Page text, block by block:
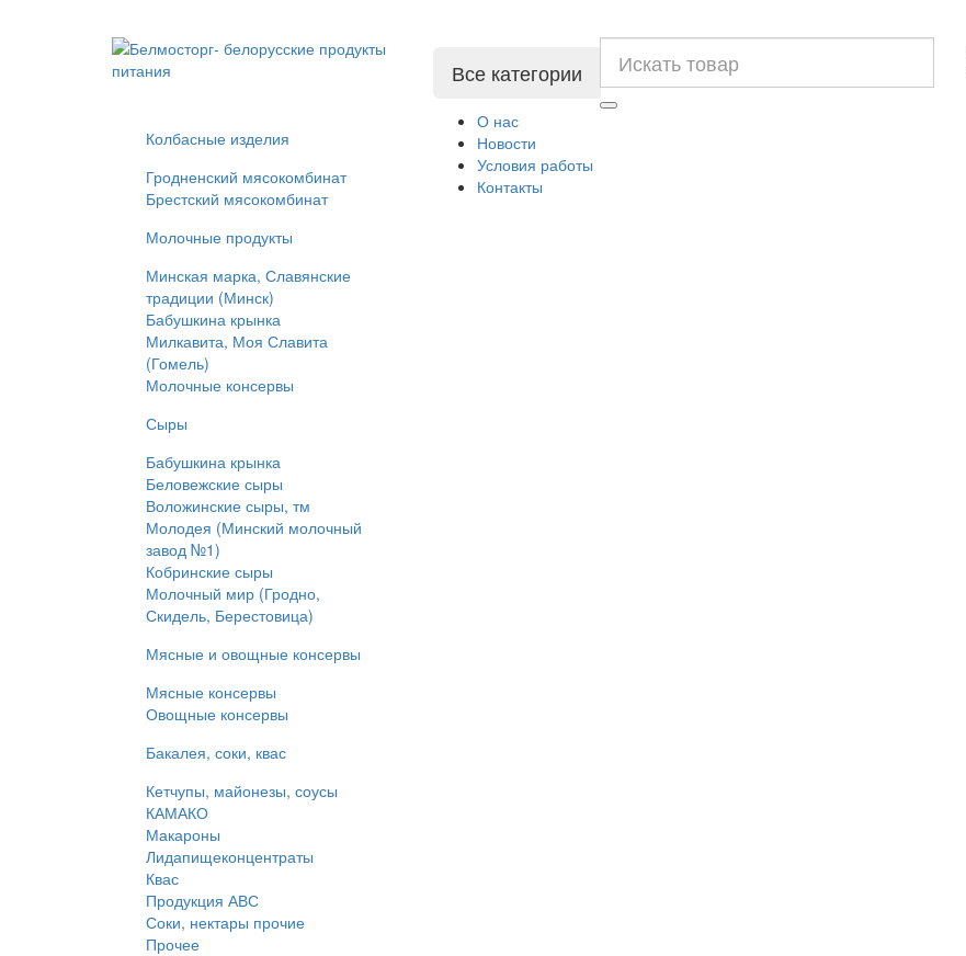
Все категории
Колбасные изделия
Гродненский мясокомбинат
Брестский мясокомбинат
Молочные продукты
Минская марка, Славянские
традиции (Минск)
Бабушкина крынка
Милкавита, Моя Славита
(Гомель)
Молочные консервы
Сыры
Бабушкина крынка
Беловежские сыры
Воложинские сыры, тм
Молодея (Минский молочный
завод №1)
Кобринские сыры
Молочный мир (Гродно,
Скидель, Берестовица)
Мясные и овощные консервы
Мясные консервы
Овощные консервы
Бакалея, соки, квас
Кетчупы, майонезы, соусы
КАМАКО
Макароны
Лидапищеконцентраты
Квас
Продукция АВС
Соки, нектары прочие
Прочее
О нас
Новости
Условия работы
Контакты